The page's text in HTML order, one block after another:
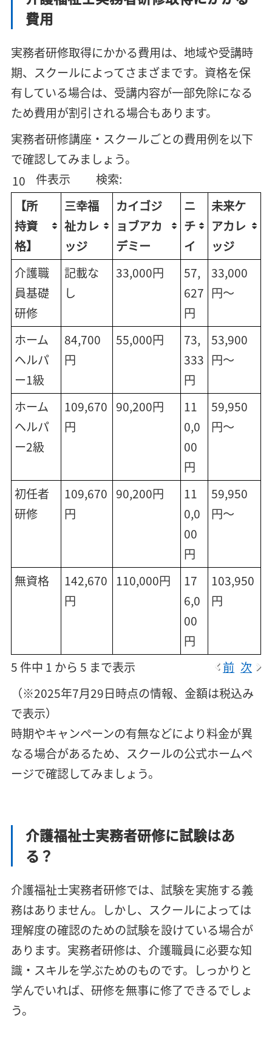
費用
実務者研修取得にかかる費用は、地域や受講時
期、スクールによってさまざまです。資格を保
有している場合は、受講内容が一部免除になる
ため費用が割引される場合もあります。
実務者研修講座・スクールごとの費用例を以下
で確認してみましょう。
件表示
検索:
【所
持資
格】
三幸福
祉カレ
ッジ
カイゴジ
ョブアカ
デミー
ニ
チ
イ
未来ケ
アカレ
ッジ
介護職
員基礎
研修
記載な
し
33,000円
57,
627
円
33,000
円～
ホーム
ヘルパ
ー1級
84,700
円
55,000円
73,
333
円
53,900
円～
ホーム
ヘルパ
ー2級
109,670
円
90,200円
11
0,0
00
円
59,950
円～
初任者
研修
109,670
円
90,200円
11
0,0
00
円
59,950
円～
無資格
142,670
円
110,000円
17
6,0
00
円
103,950
円
5 件中 1 から 5 まで表示 前 次
（※2025年7月29日時点の情報、金額は税込み
で表示）
時期やキャンペーンの有無などにより料金が異
なる場合があるため、スクールの公式ホームペ
ージで確認してみましょう。
介護福祉士実務者研修に試験はあ
る？
介護福祉士実務者研修では、試験を実施する義
務はありません。しかし、スクールによっては
理解度の確認のための試験を設けている場合が
あります。実務者研修は、介護職員に必要な知
識・スキルを学ぶためのものです。しっかりと
学んでいれば、研修を無事に修了できるでしょ
う。